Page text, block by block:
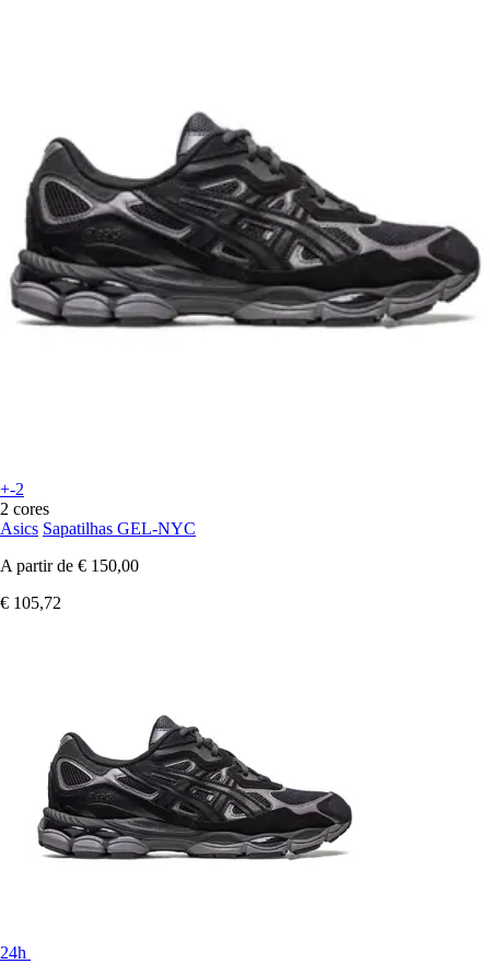
+-2
2 cores
Asics Sapatilhas GEL-NYC
A partir de € 150,00
€ 105,72
24h